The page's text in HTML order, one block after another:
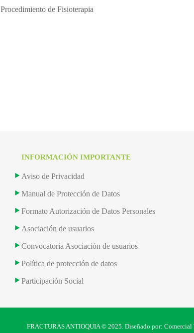
Procedimiento de Fisioterapia
INFORMACIÓN IMPORTANTE
Aviso de Privacidad
Manual de Protección de Datos
Formato Autorización de Datos Personales
Asociación de usuarios
Convocatoria Asociación de usuarios
Política de protección de datos
Participación Social
FRACTURAS ANTIOQUIA © 2025. Diseñado por: Comercial